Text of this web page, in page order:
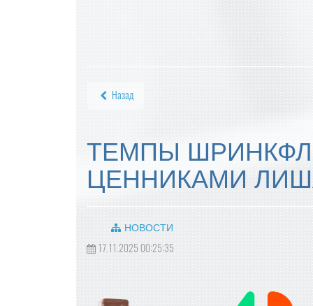
Назад
ТЕМПЫ
ЦЕННИКАМИ
НОВОСТИ
17.11.2025 00:25:35